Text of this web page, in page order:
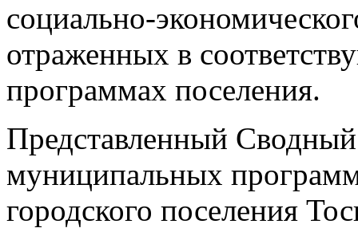
социально-
отраженных в
программах поселения.
Представленный
муниципальных
городского поселения